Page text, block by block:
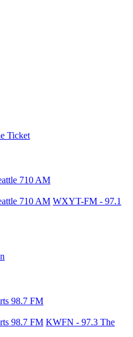
Ticket
710 AM
710 AM WXYT-FM - 97.1
98.7 FM
98.7 FM KWFN - 97.3 The